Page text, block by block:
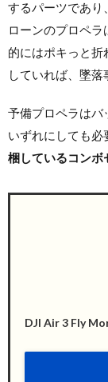
するパーツであり
ローンのプロペ
的にはポキっと
していれば、墜落
予備プロペラはバ
いずれにしても必
梱しているコンボ
DJI Air 3 Fly